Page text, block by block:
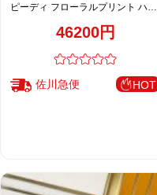
ピーディ フローラルプリント ハン
46200円
佐川急便 HOT